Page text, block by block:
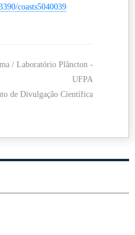
coasts5040039
/ Laboratório Plâncton -
UFPA
de Divulgação Científica